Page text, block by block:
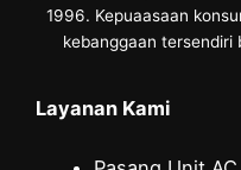
1996. Kepuaasaan
kebanggaan tersendiri
Layanan Kami